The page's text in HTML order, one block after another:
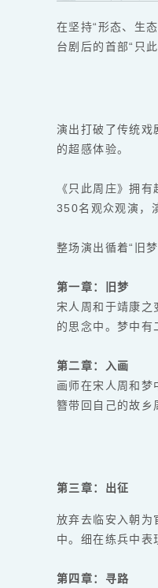
在坚持“形态、生
台剧后的首部“只
演出打破了传统戏
的超感体验。
《只此周庄》拥
350名观众观演，
整场演出循着“旧
第一章：旧梦
宋人周和于靖康之
的思念中。梦中
第二章：入画
画师在宋人周和
簪带回自己的故
第三章：出征
放弃去临安入朝为
中。细在练兵中表
第四章：寻路